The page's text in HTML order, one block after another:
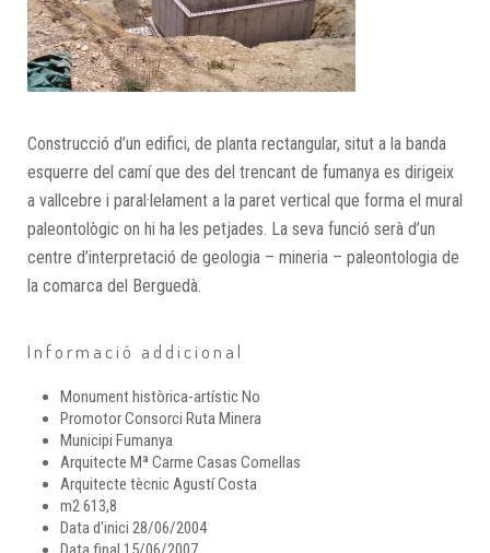
Construcció d’un edifici, de planta rectangular, situt a la banda
esquerre del camí que des del trencant de fumanya es dirigeix
a vallcebre i paral·lelament a la paret vertical que forma el mural
paleontològic on hi ha les petjades. La seva funció serà d’un
centre d’interpretació de geologia – mineria – paleontologia de
la comarca del Berguedà.
Informació addicional
Monument històrica-artísticNo
PromotorConsorci Ruta Minera
Municipi Fumanya
Arquitecte Mª Carme Casas Comellas
Arquitecte tècnicAgustí Costa
m2613,8
Data d'inici 28/06/2004